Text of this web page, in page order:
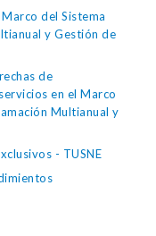
del Sistema
y Gestión de
de
en el Marco
Multianual y
- TUSNE